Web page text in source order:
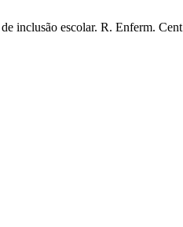
inclusão escolar. R. Enferm.